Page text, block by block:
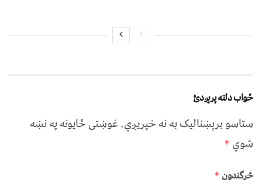
ځواب دلته پرېږدئ
ستاسو برېښناليک به نه خپريږي.غوښتى ځایونه په نښه
شوي *
څرگندون *